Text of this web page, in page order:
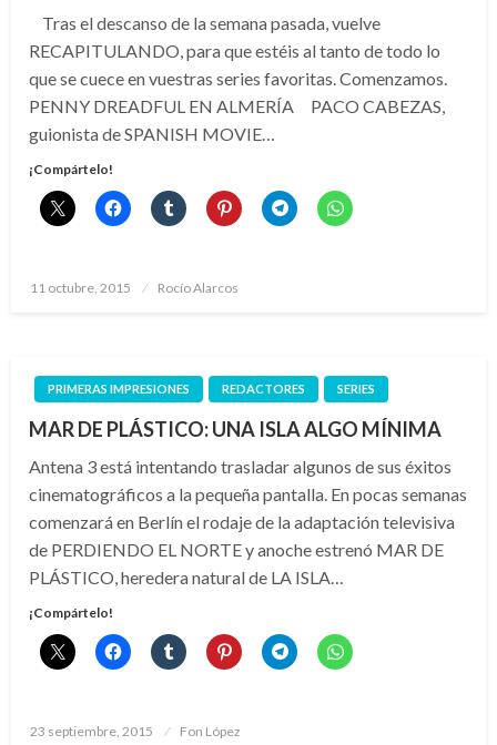
Tras el descanso de la semana pasada, vuelve
RECAPITULANDO, para que estéis al tanto de todo lo
que se cuece en vuestras series favoritas. Comenzamos.
PENNY DREADFUL EN ALMERÍA PACO CABEZAS,
guionista de SPANISH MOVIE…
¡Compártelo!
Publicado
11 octubre, 2015 Rocío Alarcos
PRIMERAS IMPRESIONES REDACTORES SERIES
MAR DE PLÁSTICO: UNA ISLA ALGO MÍNIMA
Antena 3 está intentando trasladar algunos de sus éxitos
cinematográficos a la pequeña pantalla. En pocas semanas
comenzará en Berlín el rodaje de la adaptación televisiva
de PERDIENDO EL NORTE y anoche estrenó MAR DE
PLÁSTICO, heredera natural de LA ISLA…
¡Compártelo!
Publicado
23 septiembre, 2015 Fon López